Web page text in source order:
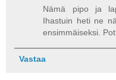
Nämä pipo ja
Ihastuin heti ne
ensimmäiseksi.
Vastaa